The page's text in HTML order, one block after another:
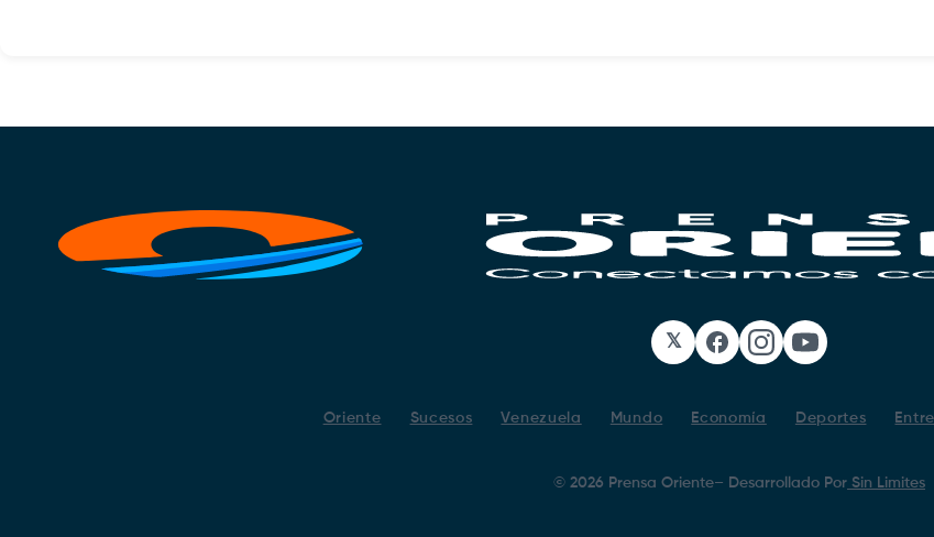
𝕏 Facebook
Instagram
YouTube
Oriente Sucesos Venezuela Mundo Economía Deportes
© 2026 Prensa Oriente– Desarrollado Por Sin Limites